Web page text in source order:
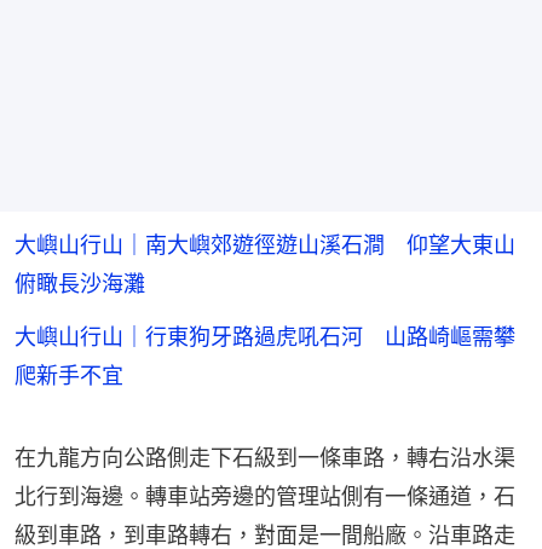
大嶼山行山｜南大嶼郊遊徑遊山溪石澗 仰望大東山
俯瞰長沙海灘
大嶼山行山｜行東狗牙路過虎吼石河 山路崎嶇需攀
爬新手不宜
在九龍方向公路側走下石級到一條車路，轉右沿水渠
北行到海邊。轉車站旁邊的管理站側有一條通道，石
級到車路，到車路轉右，對面是一間船廠。沿車路走